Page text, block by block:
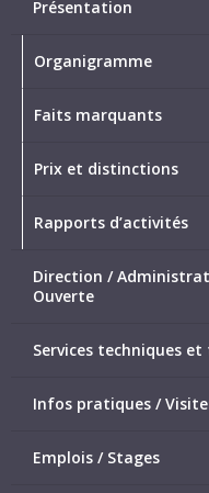
Présentation
Organigramme
Faits marquants
Prix et distinctions
Rapports d’activités
Direction /
Ouverte
Services techniques
Infos pratiques /
Emplois / Stages